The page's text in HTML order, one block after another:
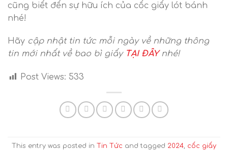
cũng biết đến sự hữu ích của cốc giấy lót bánh
nhé!
Hãy cập nhật tin tức mỗi ngày về những thông
tin mới nhất về bao bì giấy TẠI ĐÂYnhé!
Post Views: 533
This entry was posted in Tin Tức and tagged 2024, cốc giấy